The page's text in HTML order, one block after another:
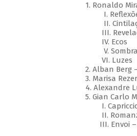
1. Ronaldo
I.
II.
III.
IV. Ecos
V.
VI. Luzes
2. Alban Berg –
3. Marisa
4. Alexandre
5. Gian Carlo
I. Capriccio
II. Romanza –
III. Envoi –